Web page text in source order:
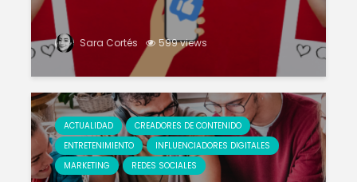
Sara Cortés 599 views
ACTUALIDAD
CREADORES DE CONTENIDO
ENTRETENIMIENTO
INFLUENCIADORES DIGITALES
MARKETING
REDES SOCIALES
10 TIPS PARA
VIRALIZAR TU
Los
Mejor